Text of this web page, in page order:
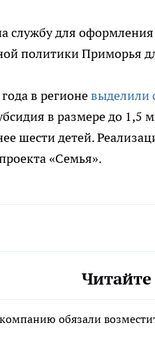
для оформления
политики Приморья
в регионевыделили
в размере до
шести детей.
«Семья».
обязали